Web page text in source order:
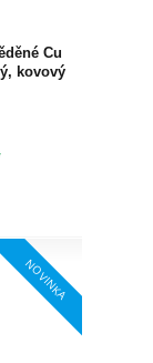
Cu
kovový
NOVINKA